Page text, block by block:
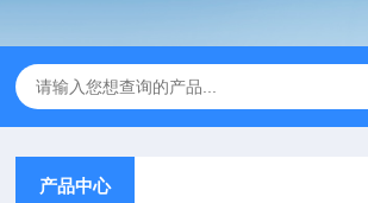
产品中心